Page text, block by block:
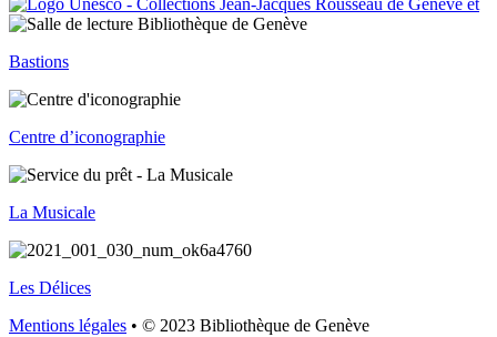
Bastions
Centre d’iconographie
La Musicale
Les Délices
Mentions légales • © 2023 Bibliothèque de Genève